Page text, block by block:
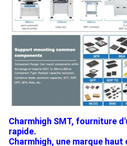
Charmhigh SMT, fourniture
rapide.
Charmhigh, une marque haut